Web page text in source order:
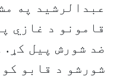
عبدالرشید په
قامونو د غازي
ضد شورش پیل کړ.
شورشو د قابو